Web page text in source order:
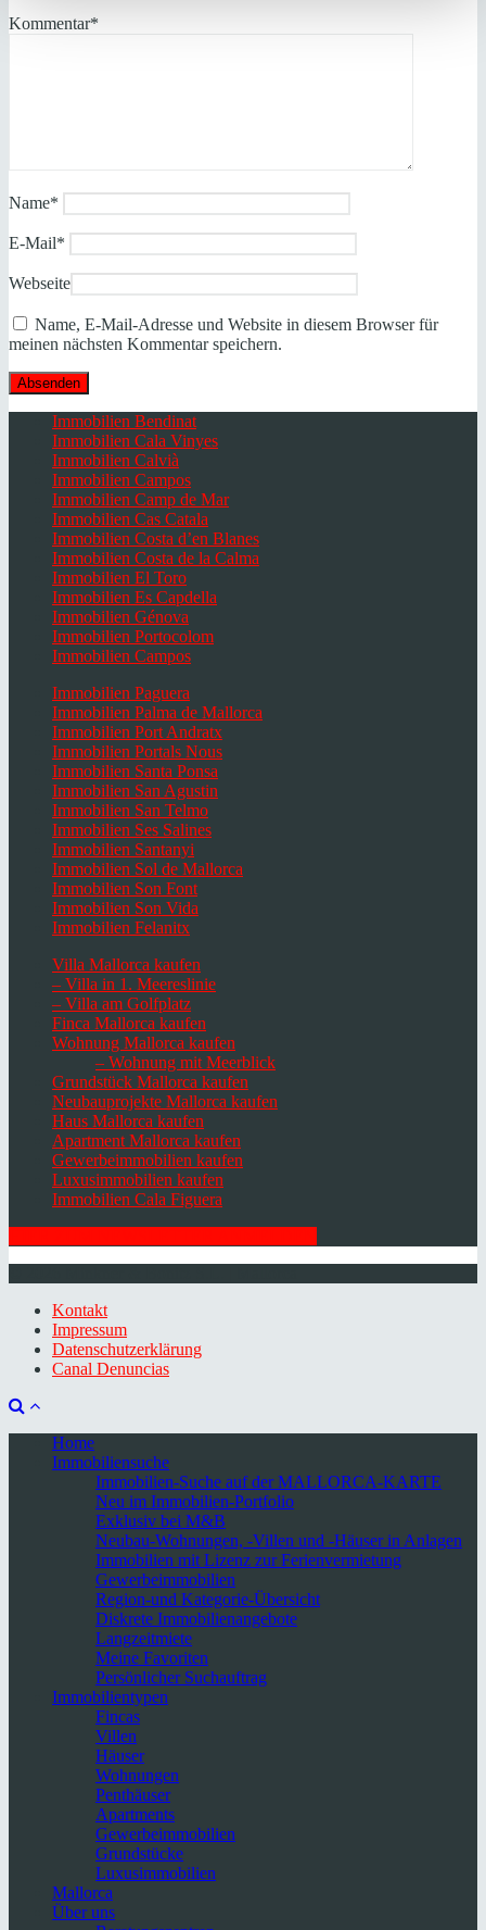
Kommentar*
Name*
E-Mail*
Webseite
Name, E-Mail-Adresse und Website in diesem Browser für
meinen nächsten Kommentar speichern.
Immobilien Bendinat
Immobilien Cala Vinyes
Immobilien Calvià
Immobilien Campos
Immobilien Camp de Mar
Immobilien Cas Catala
Immobilien Costa d’en Blanes
Immobilien Costa de la Calma
Immobilien El Toro
Immobilien Es Capdella
Immobilien Génova
Immobilien Portocolom
Immobilien Campos
Immobilien Paguera
Immobilien Palma de Mallorca
Immobilien Port Andratx
Immobilien Portals Nous
Immobilien Santa Ponsa
Immobilien San Agustin
Immobilien San Telmo
Immobilien Ses Salines
Immobilien Santanyi
Immobilien Sol de Mallorca
Immobilien Son Font
Immobilien Son Vida
Immobilien Felanitx
Villa Mallorca kaufen
– Villa in 1. Meereslinie
– Villa am Golfplatz
Finca Mallorca kaufen
Wohnung Mallorca kaufen
– Wohnung mit Meerblick
Grundstück Mallorca kaufen
Neubauprojekte Mallorca kaufen
Haus Mallorca kaufen
Apartment Mallorca kaufen
Gewerbeimmobilien kaufen
Luxusimmobilien kaufen
Immobilien Cala Figuera
Kontakt
Impressum
Datenschutzerklärung
Canal Denuncias
Home
Immobiliensuche
Immobilien-Suche auf der MALLORCA-KARTE
Neu im Immobilien-Portfolio
Exklusiv bei M&B
Neubau-Wohnungen, -Villen und -Häuser in Anlagen
Immobilien mit Lizenz zur Ferienvermietung
Gewerbeimmobilien
Region-und Kategorie-Übersicht
Diskrete Immobilienangebote
Langzeitmiete
Meine Favoriten
Persönlicher Suchauftrag
Immobilientypen
Fincas
Villen
Häuser
Wohnungen
Penthäuser
Apartments
Gewerbeimmobilien
Grundstücke
Luxusimmobilien
Mallorca
Über uns